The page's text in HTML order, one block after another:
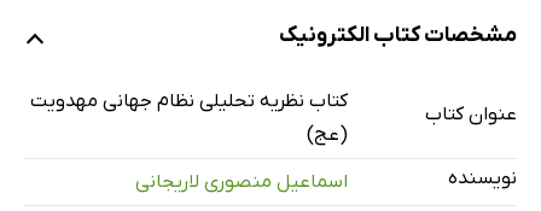
بخش اول: مبادی نظریه تحلیلی نظام جهانی مهدویت
فصل اول: ارکان پژوهه تحلیل
فصل دوم: دکترین ولایت فقیه (رویکرد همگرا)
فصل سوم: خاستگاه عرفانی ولایت فقیه (از علامه سید حیدر
مشخصات کتاب الکترونیک
عنوان کتاب
کتاب نظریه تحلیلی نظام جهانی مهدویت
(عج)
نویسنده
اسماعیل منصوری لاریجانی